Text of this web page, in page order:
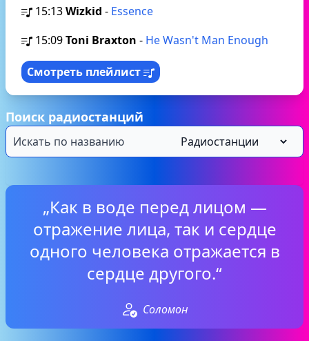
15:13Wizkid - Essence
15:09Toni Braxton - He Wasn't Man Enough
Смотреть плейлист
Поиск радиостанций
„Как в воде перед лицом —
отражение лица, так и сердце
одного человека отражается в
сердце другого.“
Соломон